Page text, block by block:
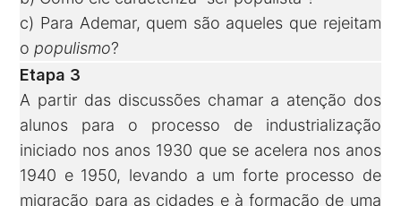
c) Para Ademar, quem são aqueles que rejeitam
opopulismo?
Etapa 3
A partir das discussões chamar a atenção dos
alunos para o processo de industrialização
iniciado nos anos 1930 que se acelera nos anos
1940 e 1950, levando a um forte processo de
migração para as cidades e à formação de uma